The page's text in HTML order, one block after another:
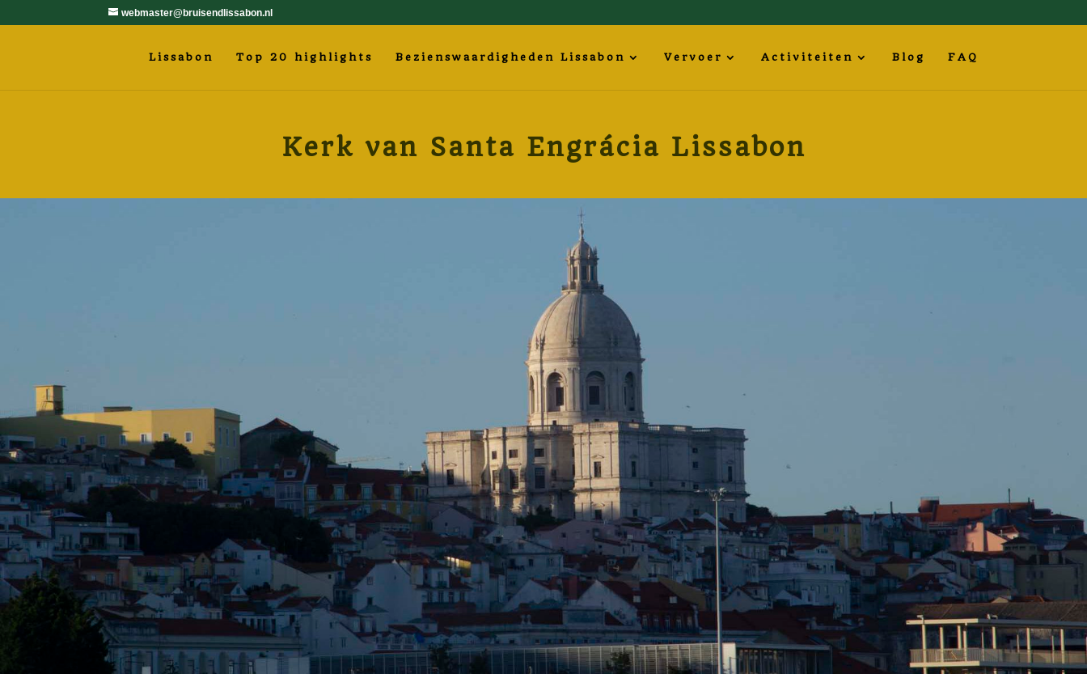
webmaster@bruisendlissabon.nl
Lissabon Top 20 highlights Bezienswaardigheden Lissabon Vervoer Activiteiten Blog FAQ
Kerk van Santa Engrácia Lissabon